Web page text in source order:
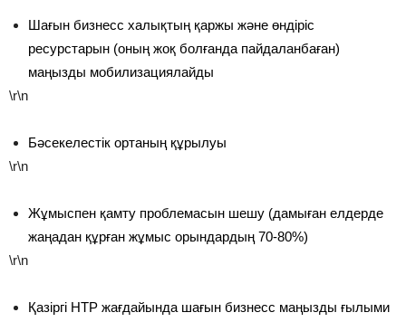
Шағын бизнесс халықтың қаржы және өндіріс
ресурстарын (оның жоқ болғанда пайдаланбаған)
маңызды мобилизациялайды
\r\n
Бәсекелестік ортаның құрылуы
\r\n
Жұмыспен қамту проблемасын шешу (дамыған елдерде
жаңадан құрған жұмыс орындардың 70-80%)
\r\n
Қазіргі НТР жағдайында шағын бизнесс маңызды ғылыми